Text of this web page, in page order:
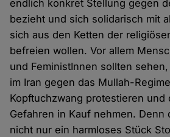
endlich konkret Stellung gegen
bezieht und sich solidarisch mit
sich aus den Ketten der
befreien wollen. Vor allem
und FeministInnen sollten
im Iran gegen das Mullah-
Kopftuchzwang protestieren und
Gefahren in Kauf nehmen. Denn
nicht nur ein harmloses Stück